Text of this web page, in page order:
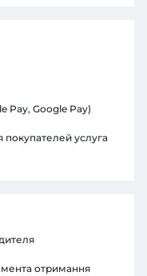
Pay, Google Pay)
услуга
отримання